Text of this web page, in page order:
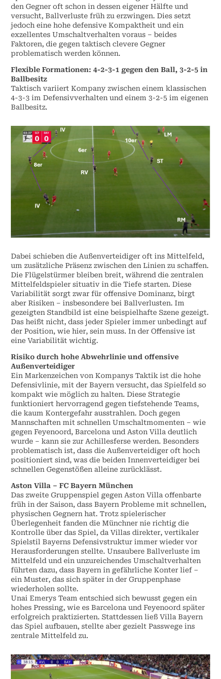
den Gegner oft schon in dessen eigener Hälfte und
versucht, Ballverluste früh zu erzwingen. Dies setzt
jedoch eine hohe defensive Kompaktheit und ein
exzellentes Umschaltverhalten voraus – beides
Faktoren, die gegen taktisch clevere Gegner
problematisch werden können.
Flexible Formationen: 4-2-3-1 gegen den Ball, 3-2-5 in
Ballbesitz
Taktisch variiert Kompany zwischen einem klassischen
4-3-3 im Defensivverhalten und einem 3-2-5 im eigenen
Ballbesitz.
Dabei schieben die Außenverteidiger oft ins Mittelfeld,
um zusätzliche Präsenz zwischen den Linien zu schaffen.
Die Flügelstürmer bleiben breit, während die zentralen
Mittelfeldspieler situativ in die Tiefe starten. Diese
Variabilität sorgt zwar für offensive Dominanz, birgt
aber Risiken – insbesondere bei Ballverlusten. Im
gezeigten Standbild ist eine beispielhafte Szene gezeigt.
Das heißt nicht, dass jeder Spieler immer unbedingt auf
der Position, wie hier, sein muss. In der Offensive ist
eine Variabilität wichtig.
Risiko durch hohe Abwehrlinie und offensive
Außenverteidiger
Ein Markenzeichen von Kompanys Taktik ist die hohe
Defensivlinie, mit der Bayern versucht, das Spielfeld so
kompakt wie möglich zu halten. Diese Strategie
funktioniert hervorragend gegen tiefstehende Teams,
die kaum Kontergefahr ausstrahlen. Doch gegen
Mannschaften mit schnellen Umschaltmomenten – wie
gegen Feyenoord, Barcelona und Aston Villa deutlich
wurde – kann sie zur Achillesferse werden. Besonders
problematisch ist, dass die Außenverteidiger oft hoch
positioniert sind, was die beiden Innenverteidiger bei
schnellen Gegenstößen alleine zurücklässt.
Aston Villa – FC Bayern München
Das zweite Gruppenspiel gegen Aston Villa offenbarte
früh in der Saison, dass Bayern Probleme mit schnellen,
physischen Gegnern hat. Trotz spielerischer
Überlegenheit fanden die Münchner nie richtig die
Kontrolle über das Spiel, da Villas direkter, vertikaler
Spielstil Bayerns Defensivstruktur immer wieder vor
Herausforderungen stellte. Unsaubere Ballverluste im
Mittelfeld und ein unzureichendes Umschaltverhalten
führten dazu, dass Bayern in gefährliche Konter lief –
ein Muster, das sich später in der Gruppenphase
wiederholen sollte.
Unai Emerys Team entschied sich bewusst gegen ein
hohes Pressing, wie es Barcelona und Feyenoord später
erfolgreich praktizierten. Stattdessen ließ Villa Bayern
das Spiel aufbauen, stellte aber gezielt Passwege ins
zentrale Mittelfeld zu.